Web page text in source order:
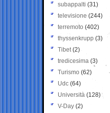
subappalti (31)
televisione(244)
terremoto (402)
thyssenkrupp (3)
Tibet(2)
tredicesima (3)
Turismo (62)
Udc (64)
Università (128)
V-Day (2)